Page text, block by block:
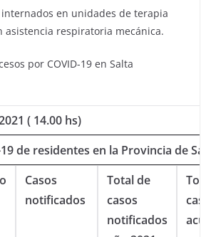
internados en unidades de terapia
asistencia respiratoria mecánica.
por COVID-19 en Salta
( 14.00 hs)
19 de residentes en la Provincia de
Casos
notificados
Total de
casos
notificados